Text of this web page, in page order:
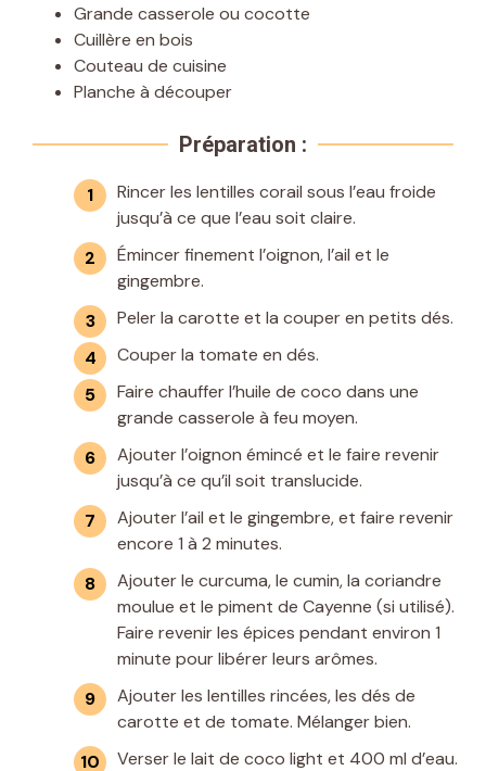
Grande casserole ou cocotte
Cuillère en bois
Couteau de cuisine
Planche à découper
Préparation :
Rincer les lentilles corail sous l’eau froide
jusqu’à ce que l’eau soit claire.
Émincer finement l’oignon, l’ail et le
gingembre.
Peler la carotte et la couper en petits dés.
Couper la tomate en dés.
Faire chauffer l’huile de coco dans une
grande casserole à feu moyen.
Ajouter l’oignon émincé et le faire revenir
jusqu’à ce qu’il soit translucide.
Ajouter l’ail et le gingembre, et faire revenir
encore 1 à 2 minutes.
Ajouter le curcuma, le cumin, la coriandre
moulue et le piment de Cayenne (si utilisé).
Faire revenir les épices pendant environ 1
minute pour libérer leurs arômes.
Ajouter les lentilles rincées, les dés de
carotte et de tomate. Mélanger bien.
Verser le lait de coco light et 400 ml d’eau.